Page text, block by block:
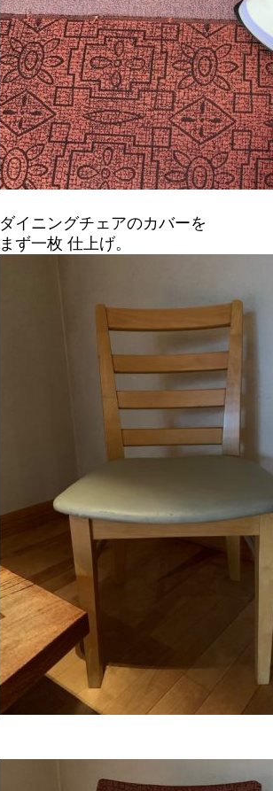
ダイニングチェアのカバーを
まず一枚 仕上げ。